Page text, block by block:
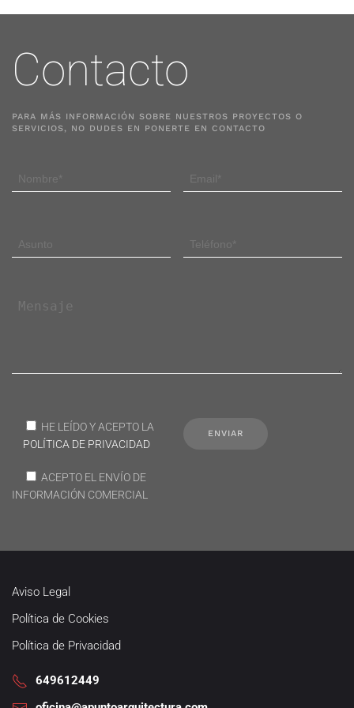
Contacto
PARA MÁS INFORMACIÓN SOBRE NUESTROS PROYECTOS O
SERVICIOS, NO DUDES EN PONERTE EN CONTACTO
HE LEÍDO Y ACEPTO LA
POLÍTICA DE PRIVACIDAD
ACEPTO EL ENVÍO DE
INFORMACIÓN COMERCIAL
Aviso Legal
Política de Cookies
Política de Privacidad
649612449